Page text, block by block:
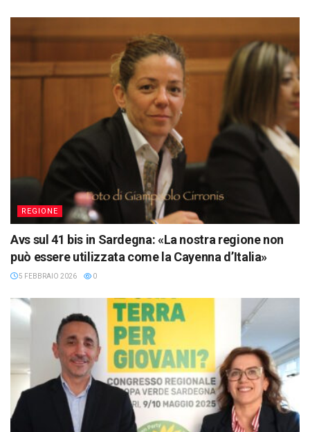
REGIONE
Avs sul 41 bis in Sardegna: «La nostra regione non
può essere utilizzata come la Cayenna d’Italia»
5 FEBBRAIO 2026 0